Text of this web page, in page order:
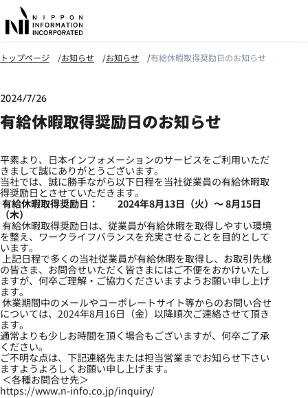
トップページ お知らせ お知らせ 有給休暇取得奨励日のお知らせ
2024/7/26
有給休暇取得奨励日のお知らせ
平素より、日本インフォメーションのサービスをご利用いただ
きまして誠にありがとうございます。
当社では、誠に勝手ながら以下日程を当社従業員の有給休暇取
得奨励日とさせていただきます。
有給休暇取得奨励日： 2024年8月13日（火）～ 8月15日
（木）
有給休暇取得奨励日は、従業員が有給休暇を取得しやすい環境
を整え、ワークライフバランスを充実させることを目的として
います。
上記日程で多くの当社従業員が有給休暇を取得し、お取引先様
の皆さま、お問合せいただく皆さまにはご不便をおかけいたし
ますが、何卒ご理解・ご協力くださいますようお願い申し上げ
ます。
休業期間中のメールやコーポレートサイト等からのお問い合せ
については、2024年8月16日（金）以降順次ご連絡させて頂き
ます。
通常よりも少しお時間を頂く場合もございますが、何卒ご了承
ください。
ご不明な点は、下記連絡先または担当営業までお知らせ下さい
ますようよろしくお願い申し上げます。
＜各種お問合せ先＞
https://www.n-info.co.jp/inquiry/